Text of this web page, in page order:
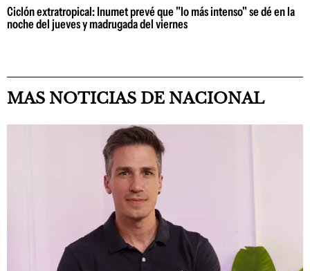
Ciclón extratropical: Inumet prevé que "lo más intenso" se dé en la
noche del jueves y madrugada del viernes
MAS NOTICIAS DE NACIONAL